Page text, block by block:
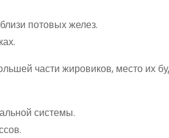
потовых желез.
части жировиков, место их
системы.